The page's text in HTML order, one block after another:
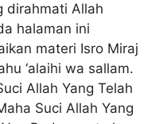
dirahmati Allah
halaman ini
materi Isro Miraj
‘alaihi wa sallam.
Allah Yang Telah
Suci Allah Yang